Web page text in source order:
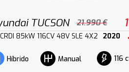
TUCSON 21.990 €
85kW 116CV 48V SLE 4X2 2020
Híbrido Manual 116